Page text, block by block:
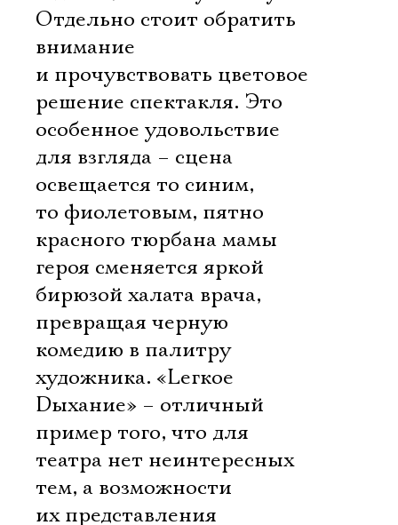
Отдельно стоит обратить
внимание
и прочувствовать цветовое
решение спектакля. Это
особенное удовольствие
для взгляда – сцена
освещается то синим,
то фиолетовым, пятно
красного тюрбана мамы
героя сменяется яркой
бирюзой халата врача,
превращая черную
комедию в палитру
художника. «Lегкое
Dыхание» – отличный
пример того, что для
театра нет неинтересных
тем, а возможности
их представления